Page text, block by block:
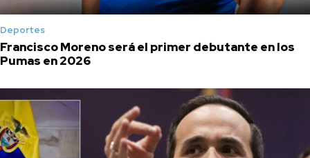
Deportes
Francisco Moreno será el primer debutante en los
Pumas en 2026